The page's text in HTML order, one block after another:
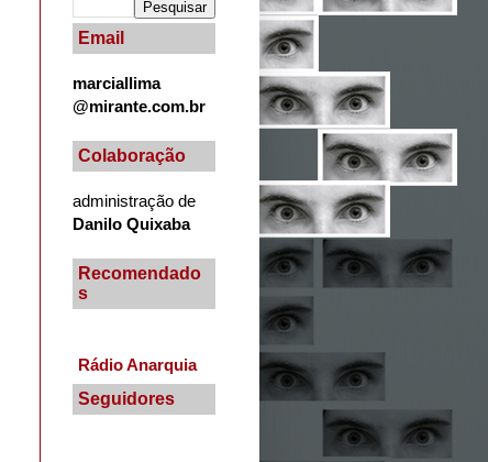
Email
marciallima
@mirante.com.br
Colaboração
administração de
Danilo Quixaba
Recomendado
s
Rádio Anarquia
Seguidores